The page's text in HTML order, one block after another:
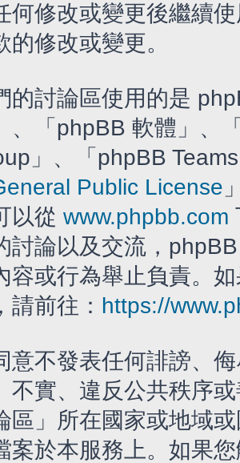
何修改或變更後繼續
的修改或變更。
的討論區使用的是
、「phpBB 軟體」、
」、「phpBB
Public License
以從 www.phpbb.com
討論以及交流，
容或行為舉止負責。
請前往： https://
意不發表任何誹謗、
不實、違反公共秩序
區」所在國家或地域
案於本服務上。如果